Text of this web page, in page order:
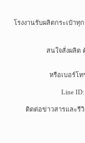
โรงงานรับผลิตกระเป๋า
สนใจสั่งผลิต
หรือเบอร์โท
Line ID:
ติดต่อข่าวสารและรีวิ